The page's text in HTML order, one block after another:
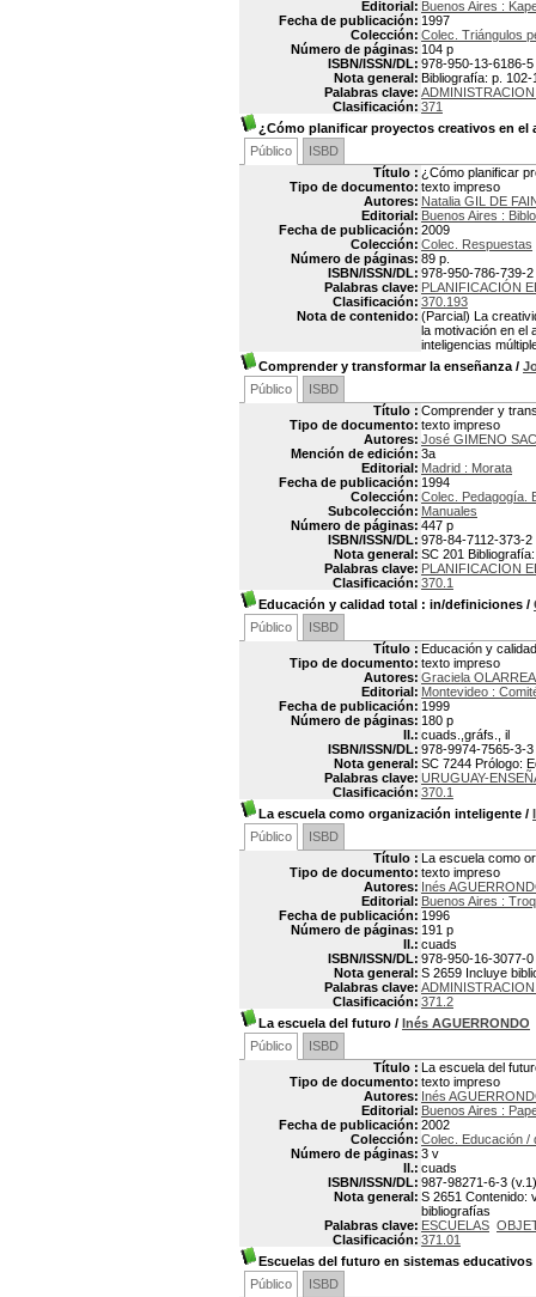
Editorial: Buenos Aires :
Fecha de publicación: 1997
Colección: Colec. Triángulos
Número de páginas: 104 p
ISBN/ISSN/DL: 978-950-13-6186-5
Nota general: Bibliografía: p. 102-
Palabras clave:
Clasificación: 371
¿Cómo planificar proyectos creativos en el
Público
ISBD
Título : ¿Cómo planificar
Tipo de documento: texto impreso
Autores: Natalia GIL DE
Editorial: Buenos Aires :
Fecha de publicación: 2009
Colección: Colec. Respuestas
Número de páginas: 89 p.
ISBN/ISSN/DL: 978-950-786-739-2
Palabras clave: PLANIFICACIÓN
Clasificación: 370.193
Nota de contenido: (Parcial) La
la motivación en el
inteligencias
Comprender y transformar la enseñanza /
Público
ISBD
Título : Comprender y
Tipo de documento: texto impreso
Autores: José GIMENO
Mención de edición: 3a
Editorial: Madrid : Morata
Fecha de publicación: 1994
Colección: Colec. Pedagogía.
Subcolección: Manuales
Número de páginas: 447 p
ISBN/ISSN/DL: 978-84-7112-373-2
Nota general: SC 201
Palabras clave: PLANIFICACION
Clasificación: 370.1
Educación y calidad total : in/definiciones /
Público
ISBD
Título : Educación y
Tipo de documento: texto impreso
Autores: Graciela
Editorial: Montevideo :
Fecha de publicación: 1999
Número de páginas: 180 p
Il.: cuads.,gráfs., il
ISBN/ISSN/DL: 978-9974-7565-3-3
Nota general: SC 7244 Prólogo:
Palabras clave: URUGUAY-
Clasificación: 370.1
La escuela como organización inteligente /
Público
ISBD
Título : La escuela como
Tipo de documento: texto impreso
Autores: Inés
Editorial: Buenos Aires :
Fecha de publicación: 1996
Número de páginas: 191 p
Il.: cuads
ISBN/ISSN/DL: 978-950-16-3077-0
Nota general: S 2659 Incluye
Palabras clave:
Clasificación: 371.2
La escuela del futuro / Inés AGUERRONDO
Público
ISBD
Título : La escuela del
Tipo de documento: texto impreso
Autores: Inés
Editorial: Buenos Aires :
Fecha de publicación: 2002
Colección: Colec. Educación /
Número de páginas: 3 v
Il.: cuads
ISBN/ISSN/DL: 987-98271-6-3
Nota general: S 2651 Contenido:
bibliografías
Palabras clave: ESCUELAS
Clasificación: 371.01
Escuelas del futuro en sistemas
Público
ISBD